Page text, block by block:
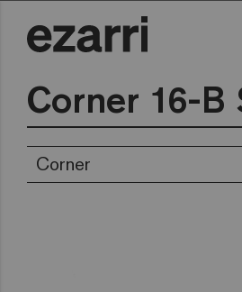
Corner 16-B
Corner